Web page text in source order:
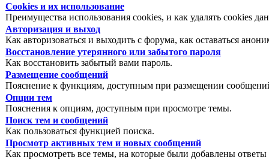
Cookies и их использование
Преимущества использования cookies, и как удалять cookies
Авторизация и выход
Как авторизоваться и выходить с форума, как оставаться
Восстановление утерянного или забытого пароля
Как восстановить забытый вами пароль.
Размещение сообщений
Пояснение к функциям, доступным при размещении
Опции тем
Пояснения к опциям, доступным при просмотре темы.
Поиск тем и сообщений
Как пользоваться функцией поиска.
Просмотр активных тем и новых сообщений
Как просмотреть все темы, на которые были добавлены